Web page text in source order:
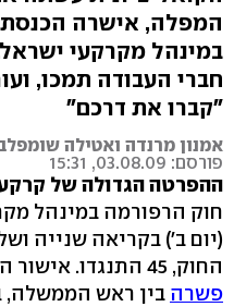
המפלה, אישרה
חברי העבודה תמכו,
"קברו את דרכם"
אמנון מרנדה ואטילה
פורסם: 03.08.09, 15:31
ההפרטה הגדולה של
חוק הרפורמה במינהל
החוק, 45 התנגדו. אישור החוק הושג בין היתר
פשרה בין ראש הממשלה,